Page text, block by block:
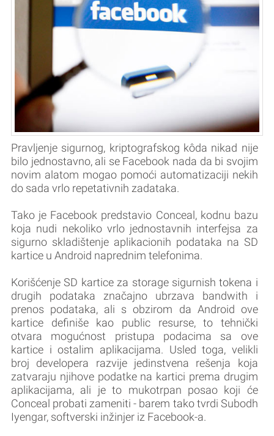
Pravljenje sigurnog, kriptografskog kôda nikad nije
bilo jednostavno, ali se Facebook nada da bi svojim
novim alatom mogao pomoći automatizaciji nekih
do sada vrlo repetativnih zadataka.
Tako je Facebook predstavio Conceal, kodnu bazu
koja nudi nekoliko vrlo jednostavnih interfejsa za
sigurno skladištenje aplikacionih podataka na SD
kartice u Android naprednim telefonima.
Korišćenje SD kartice za storage sigurnish tokena i
drugih podataka značajno ubrzava bandwith i
prenos podataka, ali s obzirom da Android ove
kartice definiše kao public resurse, to tehnički
otvara mogućnost pristupa podacima sa ove
kartice i ostalim aplikacijama. Usled toga, velikli
broj developera razvije jedinstvena rešenja koja
zatvaraju njihove podatke na kartici prema drugim
aplikacijama, ali je to mukotrpan posao koji će
Conceal probati zameniti - barem tako tvrdi Subodh
Iyengar, softverski inžinjer iz Facebook-a.